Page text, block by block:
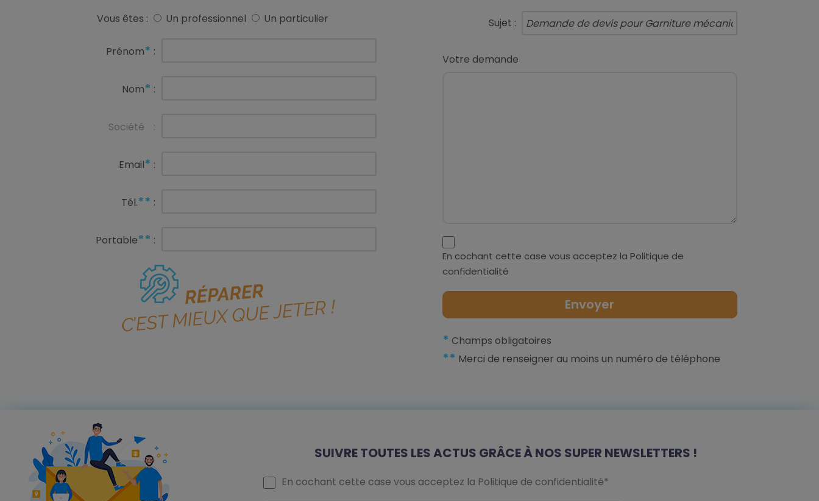
Vous êtes : Un professionnel Un particulier
Prénom* :
Nom* :
Société :
Email* :
Tél.** :
Portable** :
Sujet :
Votre demande
En cochant cette case vous acceptez la Politique de
confidentialité
* Champs obligatoires
** Merci de renseigner au moins un numéro de téléphone
SUIVRE TOUTES LES ACTUS GRÂCE À NOS SUPER NEWSLETTERS !
En cochant cette case vous acceptez la Politique de confidentialité*